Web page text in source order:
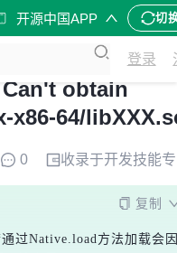
开源中国APP 切
登录
Can't obtain
x86-64/
0 收录于开发技能
复制
过Native.load方法加载会